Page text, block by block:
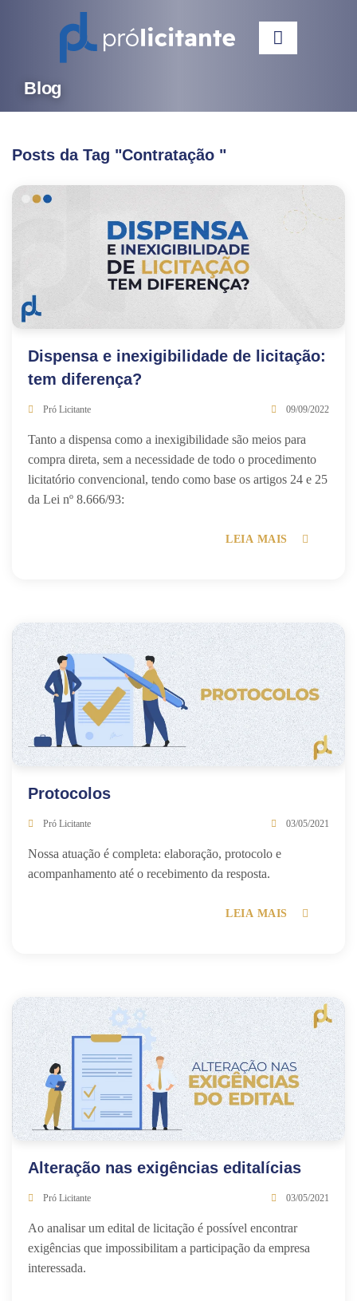
Blog
Posts da Tag "Contratação "
Dispensa e inexigibilidade de licitação:
tem diferença?
Pró Licitante 09/09/2022
Tanto a dispensa como a inexigibilidade são meios para
compra direta, sem a necessidade de todo o procedimento
licitatório convencional, tendo como base os artigos 24 e 25
da Lei nº 8.666/93:
LEIA MAIS
Protocolos
Pró Licitante 03/05/2021
Nossa atuação é completa: elaboração, protocolo e
acompanhamento até o recebimento da resposta.
LEIA MAIS
Alteração nas exigências editalícias
Pró Licitante 03/05/2021
Ao analisar um edital de licitação é possível encontrar
exigências que impossibilitam a participação da empresa
interessada.